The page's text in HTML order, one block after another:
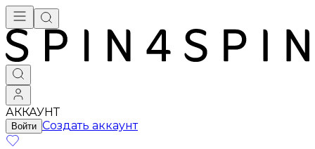
АККАУНТ
Войти Создать аккаунт